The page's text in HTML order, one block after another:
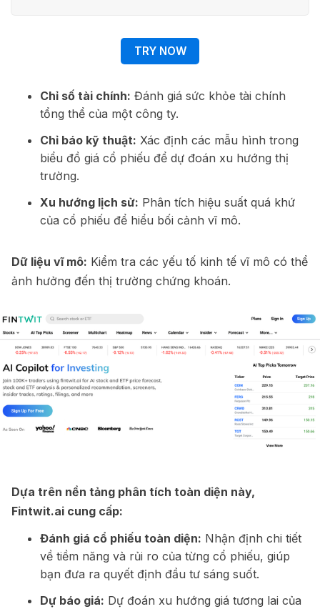
TRY NOW
Chỉ số tài chính: Đánh giá sức khỏe tài chính
tổng thể của một công ty.
Chỉ báo kỹ thuật: Xác định các mẫu hình trong
biểu đồ giá cổ phiếu để dự đoán xu hướng thị
trường.
Xu hướng lịch sử: Phân tích hiệu suất quá khứ
của cổ phiếu để hiểu bối cảnh vĩ mô.
Dữ liệu vĩ mô: Kiểm tra các yếu tố kinh tế vĩ mô có thể
ảnh hưởng đến thị trường chứng khoán.
Dựa trên nền tảng phân tích toàn diện này,
Fintwit.ai cung cấp:
Đánh giá cổ phiếu toàn diện: Nhận định chi tiết
về tiềm năng và rủi ro của từng cổ phiếu, giúp
bạn đưa ra quyết định đầu tư sáng suốt.
Dự báo giá: Dự đoán xu hướng giá tương lai của